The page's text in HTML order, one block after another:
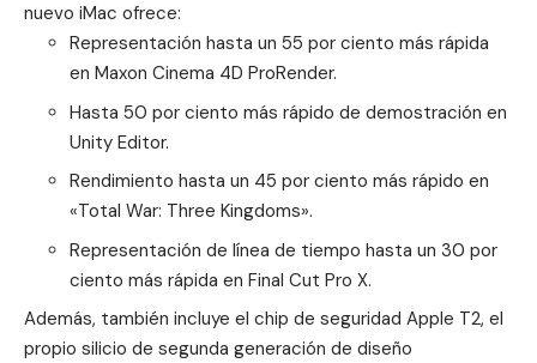
nuevo iMac ofrece:
Representación hasta un 55 por ciento más rápida
en Maxon Cinema 4D ProRender.
Hasta 50 por ciento más rápido de demostración en
Unity Editor.
Rendimiento hasta un 45 por ciento más rápido en
«Total War: Three Kingdoms».
Representación de línea de tiempo hasta un 30 por
ciento más rápida en Final Cut Pro X.
Además, también incluye el chip de seguridad Apple T2, el
propio silicio de segunda generación de diseño